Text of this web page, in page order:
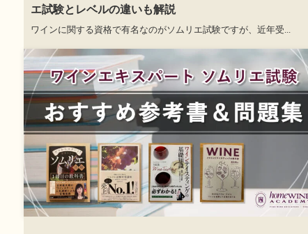
エ試験とレベルの違いも解説
ワインに関する資格で有名なのがソムリエ試験ですが、近年受...